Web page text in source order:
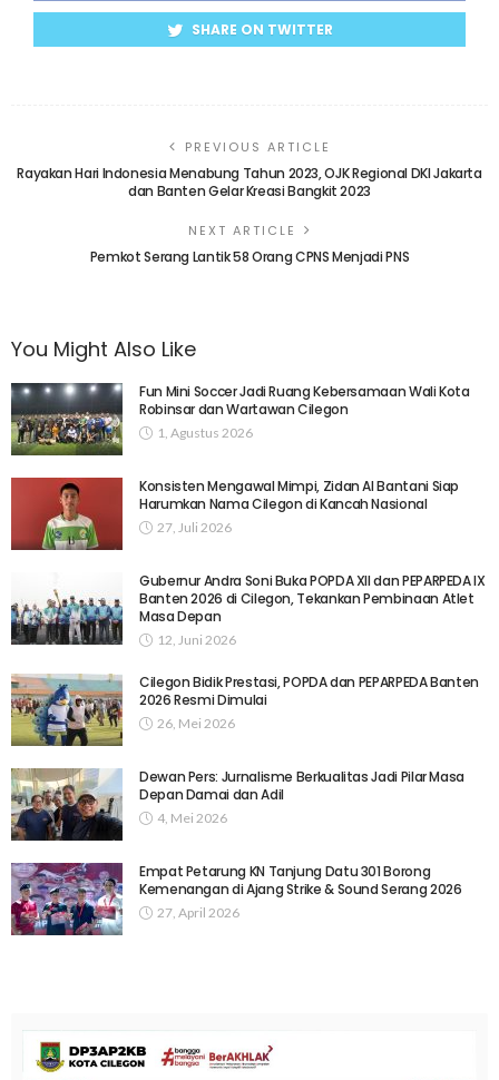
SHARE ON TWITTER
PREVIOUS ARTICLE
Rayakan Hari Indonesia Menabung Tahun 2023, OJK Regional DKI Jakarta
dan Banten Gelar Kreasi Bangkit 2023
NEXT ARTICLE
Pemkot Serang Lantik 58 Orang CPNS Menjadi PNS
You Might Also Like
Fun Mini Soccer Jadi Ruang Kebersamaan Wali Kota
Robinsar dan Wartawan Cilegon
1, Agustus 2026
Konsisten Mengawal Mimpi, Zidan Al Bantani Siap
Harumkan Nama Cilegon di Kancah Nasional
27, Juli 2026
Gubernur Andra Soni Buka POPDA XII dan PEPARPEDA IX
Banten 2026 di Cilegon, Tekankan Pembinaan Atlet
Masa Depan
12, Juni 2026
Cilegon Bidik Prestasi, POPDA dan PEPARPEDA Banten
2026 Resmi Dimulai
26, Mei 2026
Dewan Pers: Jurnalisme Berkualitas Jadi Pilar Masa
Depan Damai dan Adil
4, Mei 2026
Empat Petarung KN Tanjung Datu 301 Borong
Kemenangan di Ajang Strike & Sound Serang 2026
27, April 2026